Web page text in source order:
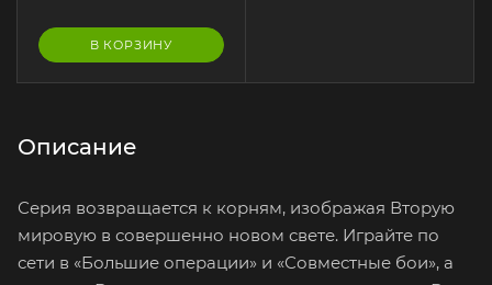
В КОРЗИНУ
Описание
Серия возвращается к корням, изображая Вторую
мировую в совершенно новом свете. Играйте по
сети в «Большие операции» и «Совместные бои», а